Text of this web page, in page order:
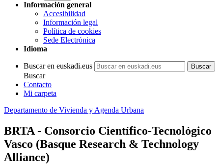
Información general
Accesibilidad
Información legal
Política de cookies
Sede Electrónica
Idioma
Buscar en euskadi.eus
Buscar
Contacto
Mi carpeta
Departamento de Vivienda y Agenda Urbana
BRTA - Consorcio Científico-Tecnológico
Vasco (Basque Research & Technology
Alliance)